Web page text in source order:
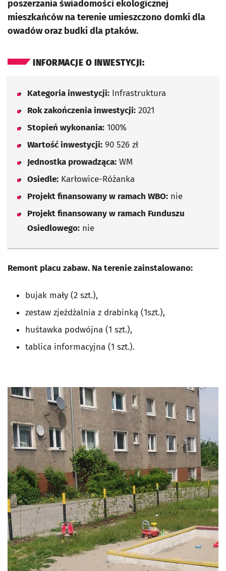
poszerzania świadomości ekologicznej
mieszkańców na terenie umieszczono domki dla
owadów oraz budki dla ptaków.
INFORMACJE O INWESTYCJI:
Kategoria inwestycji: Infrastruktura
Rok zakończenia inwestycji: 2021
Stopień wykonania: 100%
Wartość inwestycji: 90 526 zł
Jednostka prowadząca: WM
Osiedle: Karłowice-Różanka
Projekt finansowany w ramach WBO: nie
Projekt finansowany w ramach Funduszu
Osiedlowego: nie
Remont placu zabaw. Na terenie zainstalowano:
bujak mały (2 szt.),
zestaw zjeżdżalnia z drabinką (1szt.),
huśtawka podwójna (1 szt.),
tablica informacyjna (1 szt.).